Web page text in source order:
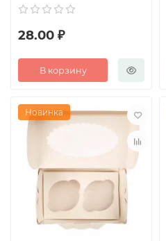
28.00 ₽
В корзину
Новинка